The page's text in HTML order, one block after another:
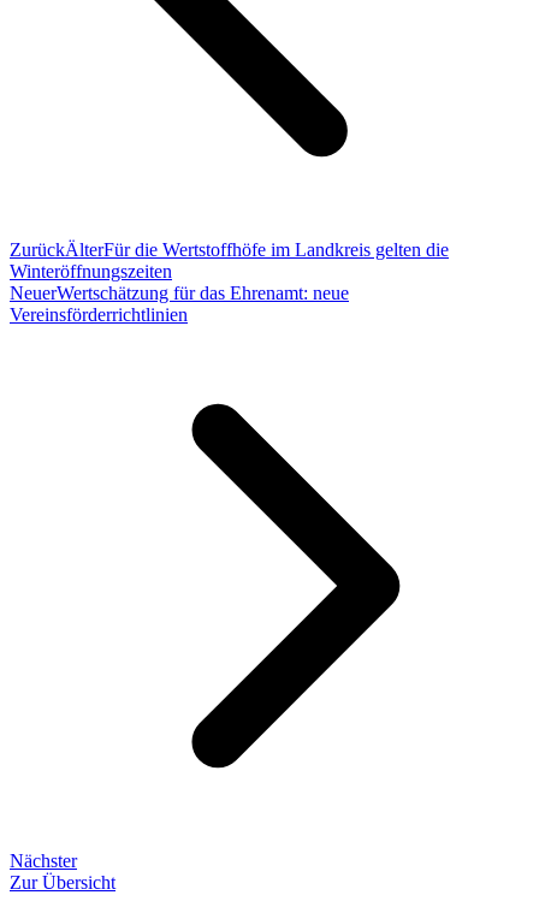
ZurückÄlterFür die Wertstoffhöfe im Landkreis gelten die
Winteröffnungszeiten
NeuerWertschätzung für das Ehrenamt: neue
Vereinsförderrichtlinien
Nächster
Zur Übersicht